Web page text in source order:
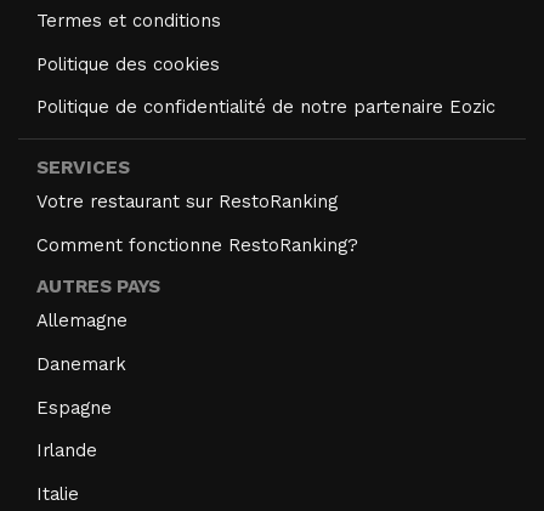
Termes et conditions
Politique des cookies
Politique de confidentialité de notre partenaire Eozic
SERVICES
Votre restaurant sur RestoRanking
Comment fonctionne RestoRanking?
AUTRES PAYS
Allemagne
Danemark
Espagne
Irlande
Italie